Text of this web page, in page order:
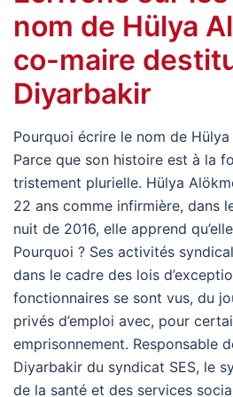
nom de Hülya
co-maire
Diyarbakir
Pourquoi écrire le nom de Hülya
Parce que son histoire est à la
tristement plurielle. Hülya
22 ans comme infirmière, dans
nuit de 2016, elle apprend
Pourquoi ? Ses activités
dans le cadre des lois
fonctionnaires se sont vus, du
privés d’emploi avec, pour
emprisonnement. Responsable
Diyarbakir du syndicat SES, le
de la santé et des services